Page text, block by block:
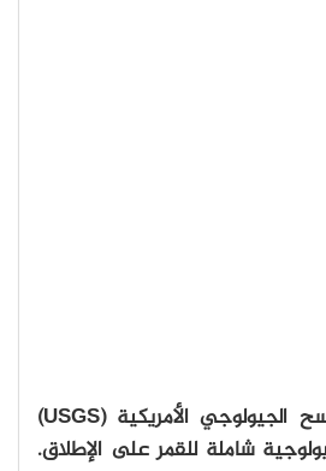
قام علماء هيئة المسح الجيولوجي الأمريكية (USGS)
شاملة للقمر على الإطلاق.